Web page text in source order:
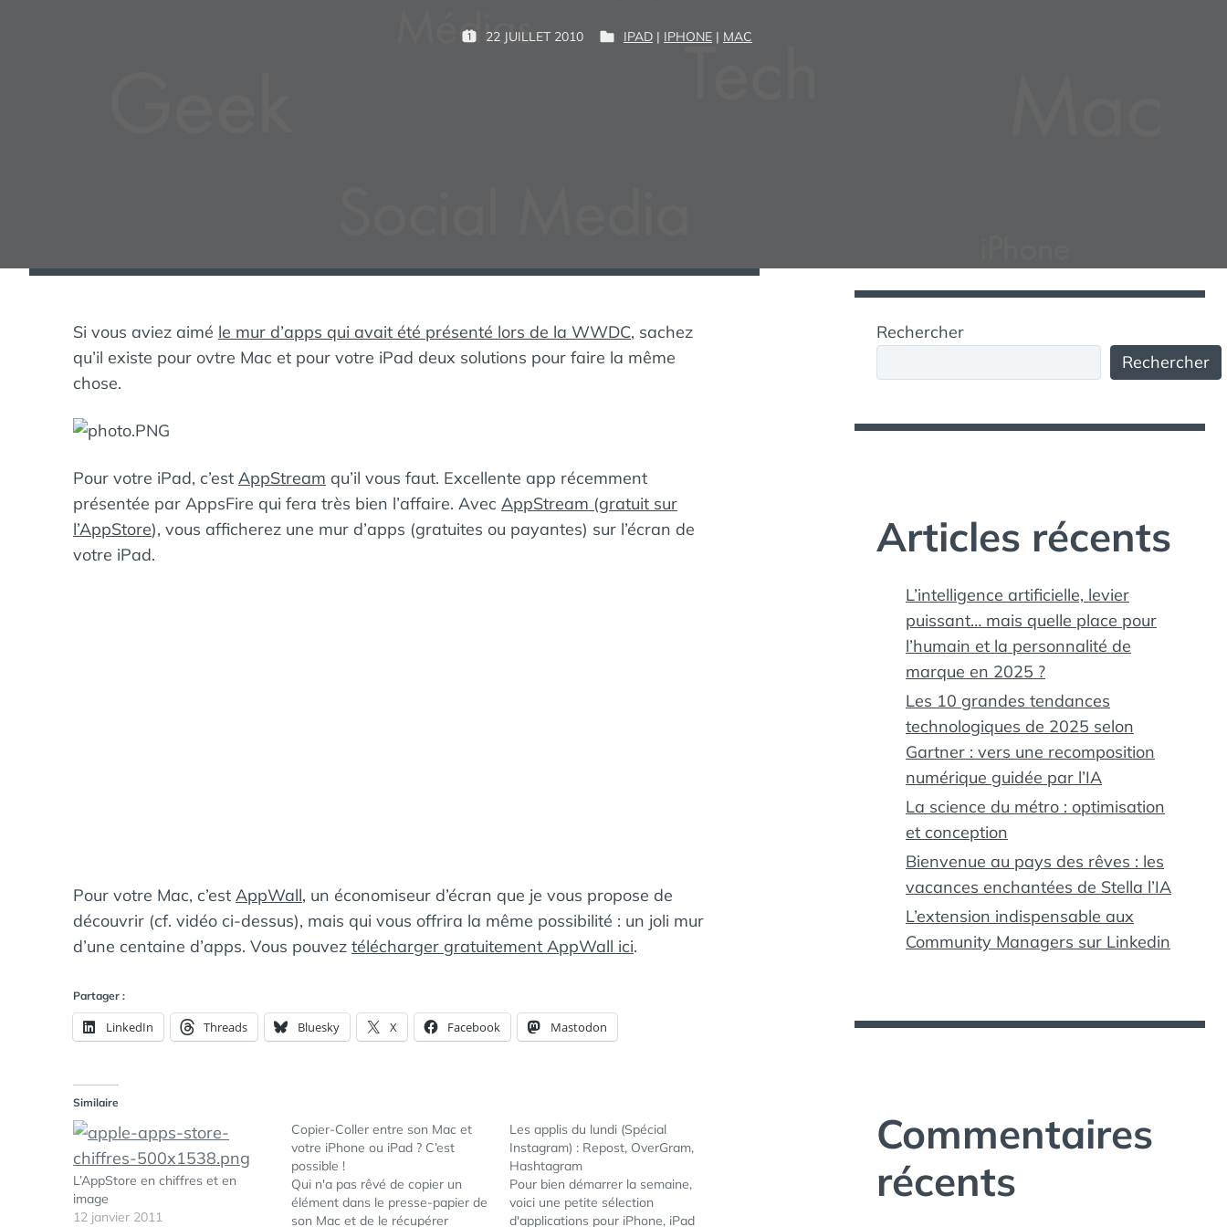
P
22 JUILLET 2010
P
P
IPAD | IPHONE | MAC
Si vous aviez aimé le mur d’apps qui avait été présenté lors de la WWDC, sachez
qu’il existe pour ovtre Mac et pour votre iPad deux solutions pour faire la même
chose.
Pour votre iPad, c’est AppStream qu’il vous faut. Excellente app récemment
présentée par AppsFire qui fera très bien l’affaire. Avec AppStream (gratuit sur
l’AppStore), vous afficherez une mur d’apps (gratuites ou payantes) sur l’écran de
votre iPad.
Pour votre Mac, c’est AppWall, un économiseur d’écran que je vous propose de
découvrir (cf. vidéo ci-dessus), mais qui vous offrira la même possibilité : un joli mur
d’une centaine d’apps. Vous pouvez télécharger gratuitement AppWall ici.
Partager :
LinkedIn Threads Bluesky X Facebook Mastodon
Similaire
L’AppStore en chiffres et en
image
12 janvier 2011
Copier-Coller entre son Mac et
votre iPhone ou iPad ? C’est
possible !
Qui n'a pas rêvé de copier un
élément dans le presse-papier de
son Mac et de le récupérer
Les applis du lundi (Spécial
Instagram) : Repost, OverGram,
Hashtagram
Pour bien démarrer la semaine,
voici une petite sélection
d'applications pour iPhone, iPad
Rechercher
Rechercher
Articles récents
L’intelligence artificielle, levier
puissant… mais quelle place pour
l’humain et la personnalité de
marque en 2025 ?
Les 10 grandes tendances
technologiques de 2025 selon
Gartner : vers une recomposition
numérique guidée par l’IA
La science du métro : optimisation
et conception
Bienvenue au pays des rêves : les
vacances enchantées de Stella l’IA
L’extension indispensable aux
Community Managers sur Linkedin
Commentaires
récents